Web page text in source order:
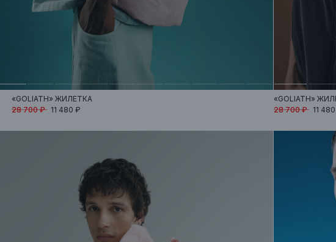
«GOLIATH»ЖИЛЕТКА
28 700 ₽ 11 480 ₽
«GOLIATH»
28 700 ₽ 11